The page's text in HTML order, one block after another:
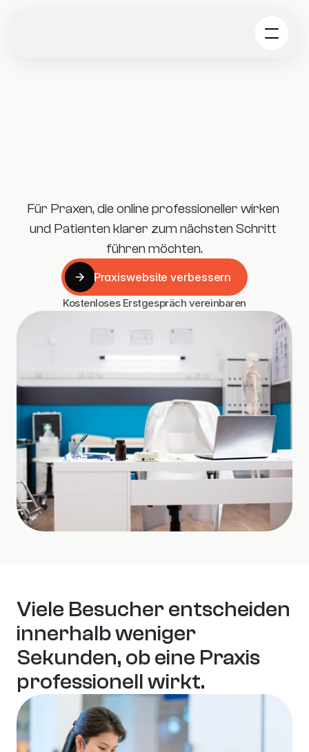
Für Praxen, die online professioneller wirken
und Patienten klarer zum nächsten Schritt
führen möchten.
Praxiswebsite verbessern
Kostenloses Erstgespräch vereinbaren
Viele Besucher entscheiden
innerhalb weniger
Sekunden, ob eine Praxis
professionell wirkt.